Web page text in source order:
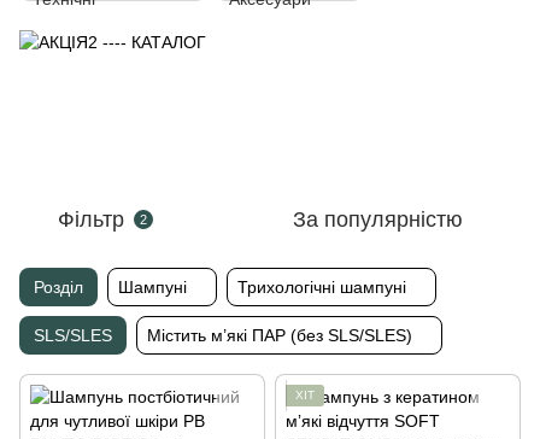
Фільтр 2 За популярністю
Розділ Шампуні Трихологічні шампуні
SLS/SLES Містить м’які ПАР (без SLS/SLES)
ХІТ